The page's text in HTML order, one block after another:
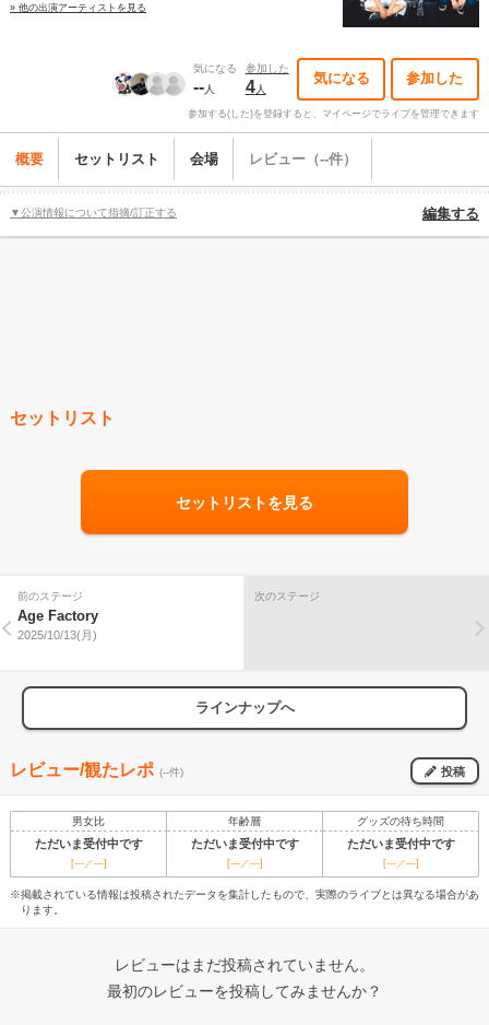
» 他の出演アーティストを見る
気になる
--人
参加した
4人
気になる 参加した
参加する(した)を登録すると、マイページでライブを管理できます
概要 セットリスト 会場 レビュー（--件）
▼公演情報について指摘/訂正する 編集する
セットリスト
セットリストを見る
前のステージ
Age Factory
2025/10/13(月)
次のステージ
ラインナップへ
レビュー/観たレポ (--件) 投稿
男女比 年齢層 グッズの待ち時間
ただいま受付中です ただいま受付中です ただいま受付中です
[---／---] [---／---] [---／---]
※掲載されている情報は投稿されたデータを集計したもので、実際のライブとは異なる場合があ
ります。
レビューはまだ投稿されていません。
最初のレビューを投稿してみませんか？